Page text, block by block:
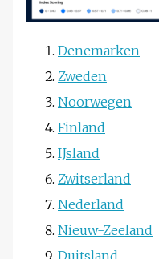
Denemarken
Zweden
Noorwegen
Finland
IJsland
Zwitserland
Nederland
Nieuw-Zeeland